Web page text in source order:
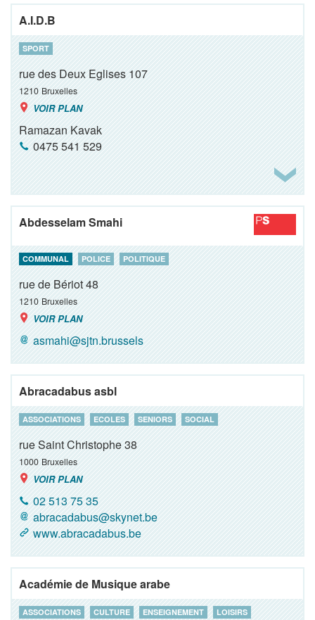
A.I.D.B
SPORT
rue des Deux Eglises 107
1210 Bruxelles
VOIR PLAN
Ramazan Kavak
0475 541 529
Abdesselam Smahi
COMMUNAL POLICE POLITIQUE
rue de Bériot 48
1210 Bruxelles
VOIR PLAN
asmahi@sjtn.brussels
Abracadabus asbl
ASSOCIATIONS ECOLES SENIORS SOCIAL
rue Saint Christophe 38
1000 Bruxelles
VOIR PLAN
02 513 75 35
abracadabus@skynet.be
www.abracadabus.be
Académie de Musique arabe
ASSOCIATIONS CULTURE ENSEIGNEMENT LOISIRS